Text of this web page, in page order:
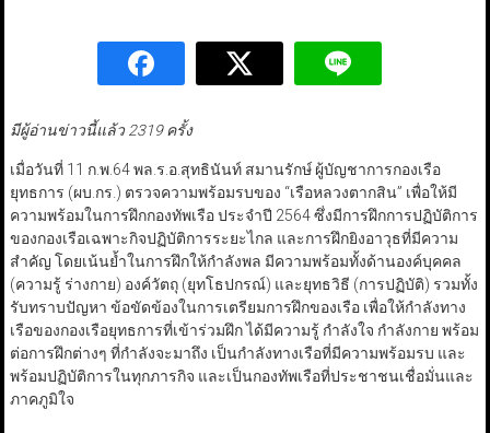
มีผู้อ่านข่าวนี้แล้ว 2319 ครั้ง
เมื่อวันที่ 11 ก.พ.64 พล.ร.อ.สุทธินันท์ สมานรักษ์ ผู้บัญชาการกองเรือ
ยุทธการ (ผบ.กร.) ตรวจความพร้อมรบของ “เรือหลวงตากสิน” เพื่อให้มี
ความพร้อมในการฝึกกองทัพเรือ ประจำปี 2564 ซึ่งมีการฝึกการปฏิบัติการ
ของกองเรือเฉพาะกิจปฏิบัติการระยะไกล และการฝึกยิงอาวุธที่มีความ
สำคัญ โดยเน้นย้ำในการฝึกให้กำลังพล มีความพร้อมทั้งด้านองค์บุคคล
(ความรู้ ร่างกาย) องค์วัตถุ (ยุทโธปกรณ์) และยุทธวิธี (การปฏิบัติ) รวมทั้ง
รับทราบปัญหา ข้อขัดข้องในการเตรียมการฝึกของเรือ เพื่อให้กำลังทาง
เรือของกองเรือยุทธการที่เข้าร่วมฝึก ได้มีความรู้ กำลังใจ กำลังกาย พร้อม
ต่อการฝึกต่างๆ ที่กำลังจะมาถึง เป็นกำลังทางเรือที่มีความพร้อมรบ และ
พร้อมปฏิบัติการในทุกภารกิจ และเป็นกองทัพเรือที่ประชาชนเชื่อมั่นและ
ภาคภูมิใจ